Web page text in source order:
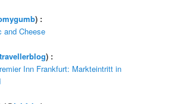
) :
and Cheese
travellerblog) :
Inn Frankfurt: Markteintritt in